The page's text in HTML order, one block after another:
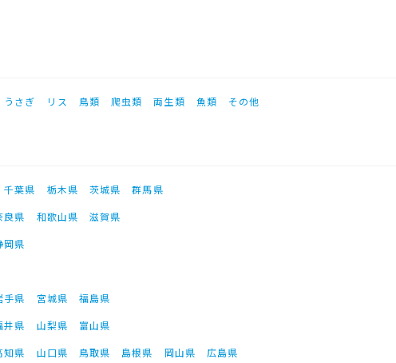
うさぎ リス 鳥類 爬虫類 両生類 魚類 その他
千葉県 栃木県 茨城県
群馬県
良県 和歌山県
滋賀県
岡県
手県 宮城県
福島県
井県 山梨県
富山県
知県 山口県 鳥取県 島根県 岡山県
広島県